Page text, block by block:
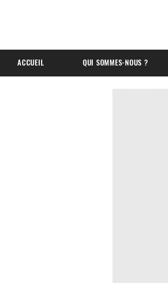
ACCUEIL QUI SOMMES-NOUS ?